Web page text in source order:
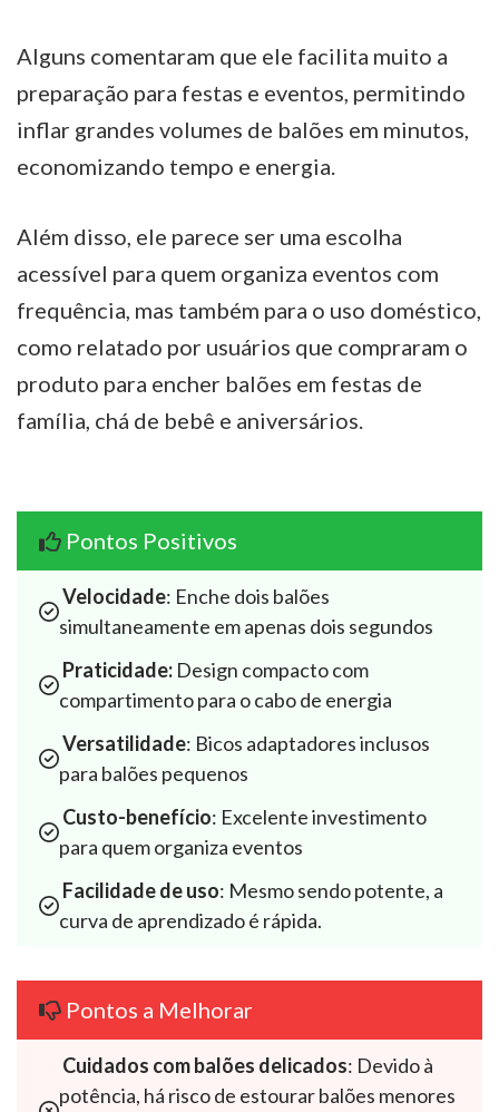
Alguns comentaram que ele facilita muito a
preparação para festas e eventos, permitindo
inflar grandes volumes de balões em minutos,
economizando tempo e energia.
Além disso, ele parece ser uma escolha
acessível para quem organiza eventos com
frequência, mas também para o uso doméstico,
como relatado por usuários que compraram o
produto para encher balões em festas de
família, chá de bebê e aniversários.
Pontos Positivos
Velocidade: Enche dois balões
simultaneamente em apenas dois segundos
Praticidade: Design compacto com
compartimento para o cabo de energia
Versatilidade: Bicos adaptadores inclusos
para balões pequenos
Custo-benefício: Excelente investimento
para quem organiza eventos
Facilidade de uso: Mesmo sendo potente, a
curva de aprendizado é rápida.
Pontos a Melhorar
Cuidados com balões delicados: Devido à
potência, há risco de estourar balões menores